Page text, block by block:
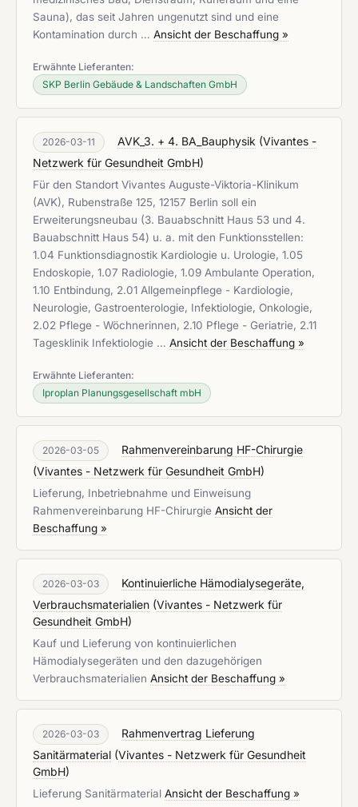
Sauna), das seit Jahren ungenutzt sind und eine
Kontamination durch … Ansicht der Beschaffung »
Erwähnte Lieferanten:
SKP Berlin Gebäude & Landschaften GmbH
2026-03-11 AVK_3. + 4. BA_Bauphysik (Vivantes -
Netzwerk für Gesundheit GmbH)
Für den Standort Vivantes Auguste-Viktoria-Klinikum
(AVK), Rubenstraße 125, 12157 Berlin soll ein
Erweiterungsneubau (3. Bauabschnitt Haus 53 und 4.
Bauabschnitt Haus 54) u. a. mit den Funktionsstellen:
1.04 Funktionsdiagnostik Kardiologie u. Urologie, 1.05
Endoskopie, 1.07 Radiologie, 1.09 Ambulante Operation,
1.10 Entbindung, 2.01 Allgemeinpflege - Kardiologie,
Neurologie, Gastroenterologie, Infektiologie, Onkologie,
2.02 Pflege - Wöchnerinnen, 2.10 Pflege - Geriatrie, 2.11
Tagesklinik Infektiologie … Ansicht der Beschaffung »
Erwähnte Lieferanten:
Iproplan Planungsgesellschaft mbH
2026-03-05
Rahmenvereinbarung HF-Chirurgie
(Vivantes - Netzwerk für Gesundheit GmbH)
Lieferung, Inbetriebnahme und Einweisung
Rahmenvereinbarung HF-Chirurgie Ansicht der
Beschaffung »
2026-03-03
Kontinuierliche Hämodialysegeräte,
Verbrauchsmaterialien (Vivantes - Netzwerk für
Gesundheit GmbH)
Kauf und Lieferung von kontinuierlichen
Hämodialysegeräten und den dazugehörigen
Verbrauchsmaterialien Ansicht der Beschaffung »
2026-03-03
Rahmenvertrag Lieferung
Sanitärmaterial (Vivantes - Netzwerk für Gesundheit
GmbH)
Lieferung Sanitärmaterial Ansicht der Beschaffung »